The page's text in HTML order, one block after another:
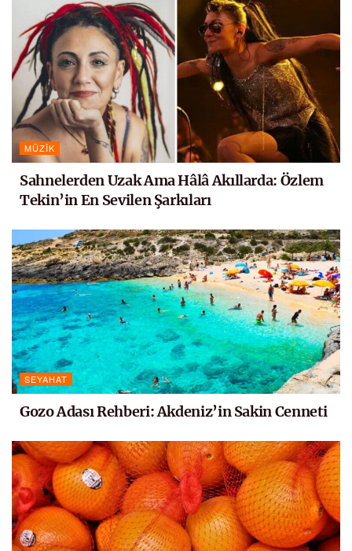
MÜZIK
Sahnelerden Uzak Ama Hâlâ Akıllarda: Özlem
Tekin’in En Sevilen Şarkıları
SEYAHAT
Gozo Adası Rehberi: Akdeniz’in Sakin Cenneti